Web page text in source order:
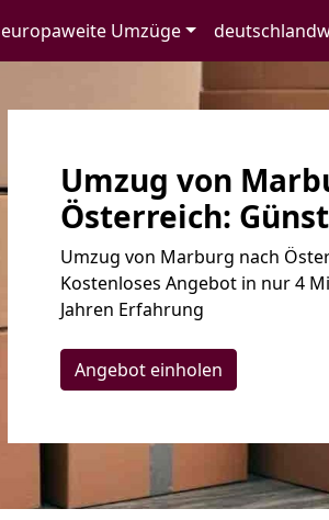
europaweite Umzüge
Umzug von
Österreich:
Umzug von Marburg nach
Kostenloses Angebot in nur 4
Jahren Erfahrung
Angebot einholen